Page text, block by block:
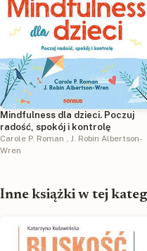
Mindfulness dla dzieci. Poczuj
radość, spokój i kontrolę
Carole P. Roman
J. Robin Albertson-
Wren
Inne książki w tej